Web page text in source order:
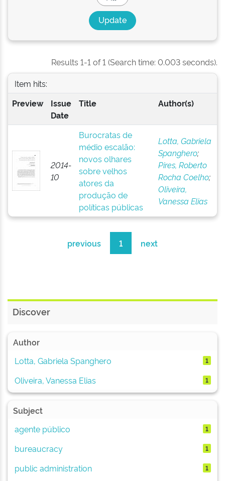
Results 1-1 of 1 (Search time: 0.003 seconds).
Item hits:
Preview
Issue
Date
Title Author(s)
2014-
10
Burocratas de
médio escalão:
novos olhares
sobre velhos
atores da
produção de
políticas públicas
Lotta, Gabriela
Spanghero;
Pires, Roberto
Rocha Coelho;
Oliveira,
Vanessa Elias
previous 1 next
Discover
Author
Lotta, Gabriela Spanghero
1
Oliveira, Vanessa Elias 1
Subject
agente público
1
bureaucracy 1
public administration 1